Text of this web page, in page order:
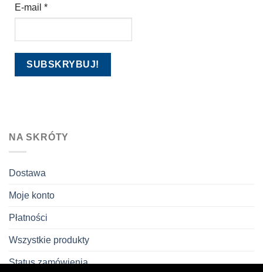
E-mail *
NA SKRÓTY
Dostawa
Moje konto
Płatności
Wszystkie produkty
Status zamówienia